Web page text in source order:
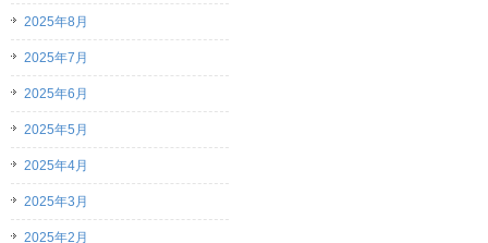
2025年8月
2025年7月
2025年6月
2025年5月
2025年4月
2025年3月
2025年2月